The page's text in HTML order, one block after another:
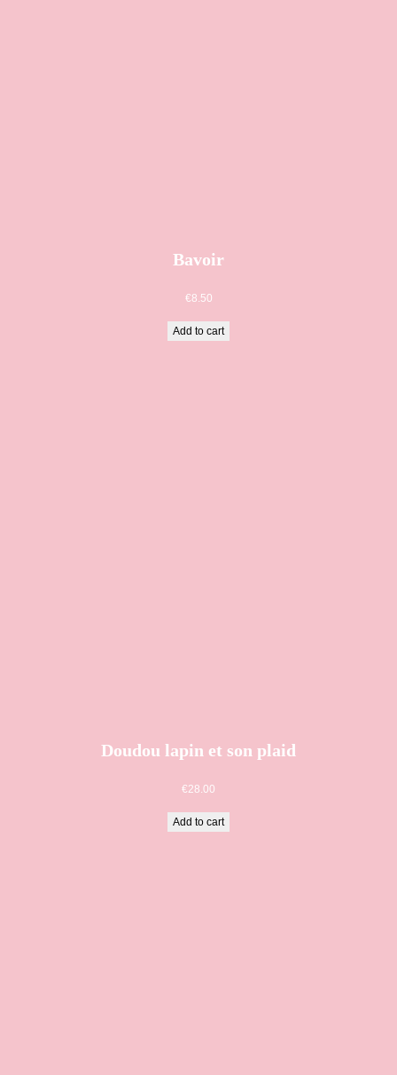
Bavoir
€8.50
Add to cart
Doudou lapin et son plaid
€28.00
Add to cart